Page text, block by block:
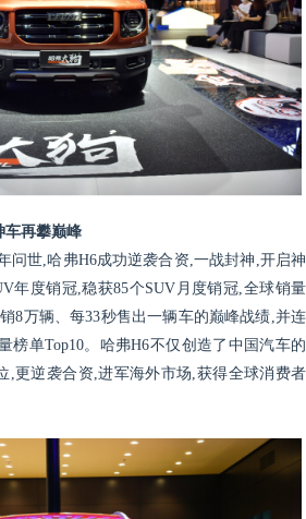
车再攀巅峰
问世,哈弗H6成功逆袭合资,一战封神,开启神
年度销冠,稳获85个SUV月度销冠,全球销量
8万辆、每33秒售出一辆车的巅峰战绩,并连
榜单Top10。哈弗H6不仅创造了中国汽车的
,更逆袭合资,进军海外市场,获得全球消费者